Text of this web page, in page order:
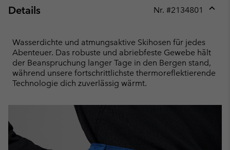
Details Nr. #2134801
Wasserdichte und atmungsaktive Skihosen für jedes
Abenteuer. Das robuste und abriebfeste Gewebe hält
der Beanspruchung langer Tage in den Bergen stand,
während unsere fortschrittlichste thermoreflektierende
Technologie dich zuverlässig wärmt.